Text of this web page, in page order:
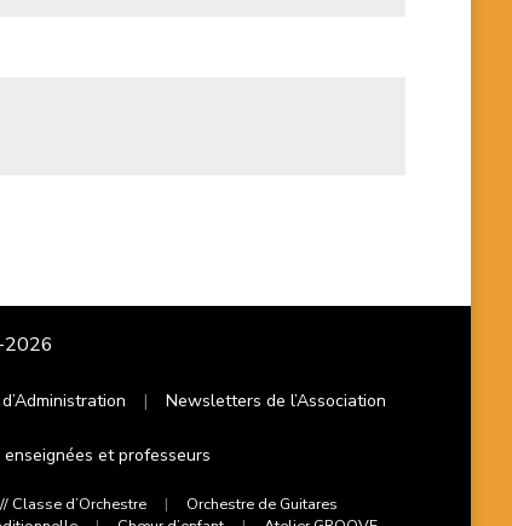
2026
Newsletters de l’Association
et professeurs
Classe d’Orchestre
Orchestre de Guitares